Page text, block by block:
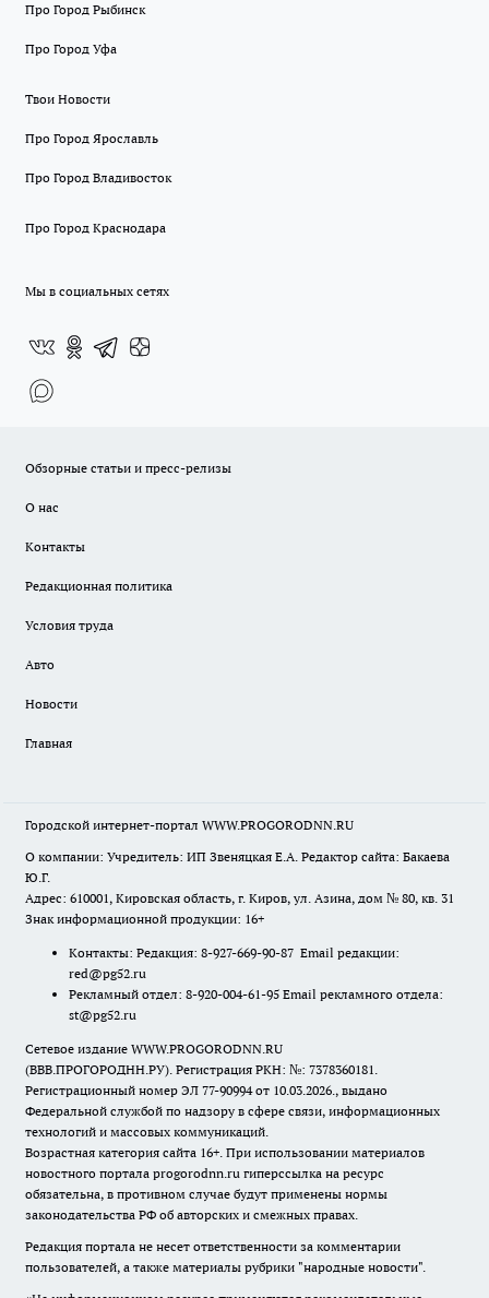
Про Город Рыбинск
Про Город Уфа
Твои Новости
Про Город Ярославль
Про Город Владивосток
Про Город Краснодара
Мы в социальных сетях
Обзорные статьи и пресс-релизы
О нас
Контакты
Редакционная политика
Условия труда
Авто
Новости
Главная
Городской интернет-портал WWW.PROGORODNN.RU
О компании: Учредитель: ИП Звеняцкая Е.А. Редактор сайта: Бакаева
Ю.Г.
Адрес: 610001, Кировская область, г. Киров, ул. Азина, дом № 80, кв. 31
Знак информационной продукции: 16+
Контакты: Редакция: 8-927-669-90-87 Email редакции:
red@pg52.ru
Рекламный отдел: 8-920-004-61-95 Email рекламного отдела:
st@pg52.ru
Сетевое издание WWW.PROGORODNN.RU
(ВВВ.ПРОГОРОДНН.РУ). Регистрация РКН: №: 7378360181.
Регистрационный номер ЭЛ 77-90994 от 10.03.2026., выдано
Федеральной службой по надзору в сфере связи, информационных
технологий и массовых коммуникаций.
Возрастная категория сайта 16+. При использовании материалов
новостного портала progorodnn.ru гиперссылка на ресурс
обязательна, в противном случае будут применены нормы
законодательства РФ об авторских и смежных правах.
Редакция портала не несет ответственности за комментарии
пользователей, а также материалы рубрики "народные новости".